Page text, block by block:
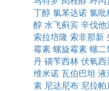
丁醇 氯苯达诺 氯吡
醇 水飞蓟宾 辛伐他
索拉培隆 索非那新
霉素 螺旋霉素 螺二
丹 磺苄西林 伏氧西
维米诺 瓦伯巴坦 液
素 尼达尼布 尼拉帕